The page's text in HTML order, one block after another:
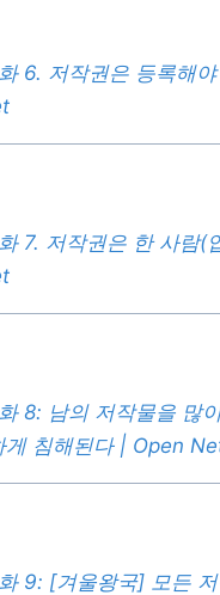
6. 저작권은 등록해
7. 저작권은 한 사람(
8: 남의 저작물을 많
게 침해된다 | Open
9: [겨울왕국] 모든